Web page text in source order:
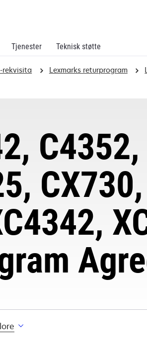
Tjenester Teknisk støtte
rekvisita Lexmarks returprogram